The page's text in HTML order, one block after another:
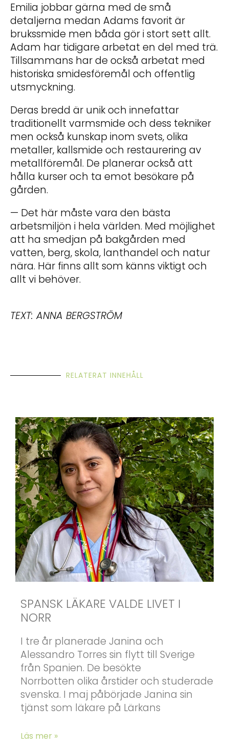
Emilia jobbar gärna med de små
detaljerna medan Adams favorit är
brukssmide men båda gör i stort sett allt.
Adam har tidigare arbetat en del med trä.
Tillsammans har de också arbetat med
historiska smidesföremål och offentlig
utsmyckning.
Deras bredd är unik och innefattar
traditionellt varmsmide och dess tekniker
men också kunskap inom svets, olika
metaller, kallsmide och restaurering av
metallföremål. De planerar också att
hålla kurser och ta emot besökare på
gården.
— Det här måste vara den bästa
arbetsmiljön i hela världen. Med möjlighet
att ha smedjan på bakgården med
vatten, berg, skola, lanthandel och natur
nära. Här finns allt som känns viktigt och
allt vi behöver.
TEXT: ANNA BERGSTRÖM
RELATERAT INNEHÅLL
SPANSK LÄKARE VALDE LIVET I
NORR
I tre år planerade Janina och
Alessandro Torres sin flytt till Sverige
från Spanien. De besökte
Norrbotten olika årstider och studerade
svenska. I maj påbörjade Janina sin
tjänst som läkare på Lärkans
Läs mer »